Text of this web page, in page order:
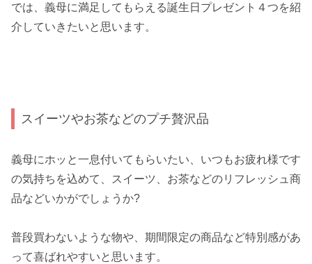
では、義母に満足してもらえる誕生日プレゼント４つを紹
介していきたいと思います。
スイーツやお茶などのプチ贅沢品
義母にホッと一息付いてもらいたい、いつもお疲れ様です
の気持ちを込めて、スイーツ、お茶などのリフレッシュ商
品などいかがでしょうか?
普段買わないような物や、期間限定の商品など特別感があ
って喜ばれやすいと思います。